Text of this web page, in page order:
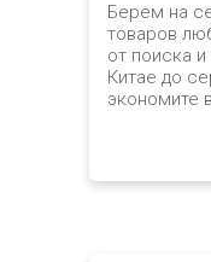
Берем на
товаров
от поиска
Китае до
экономите